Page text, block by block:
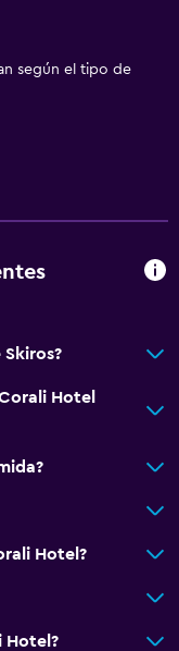
según el tipo de
Hotel
Hotel?
Hotel?